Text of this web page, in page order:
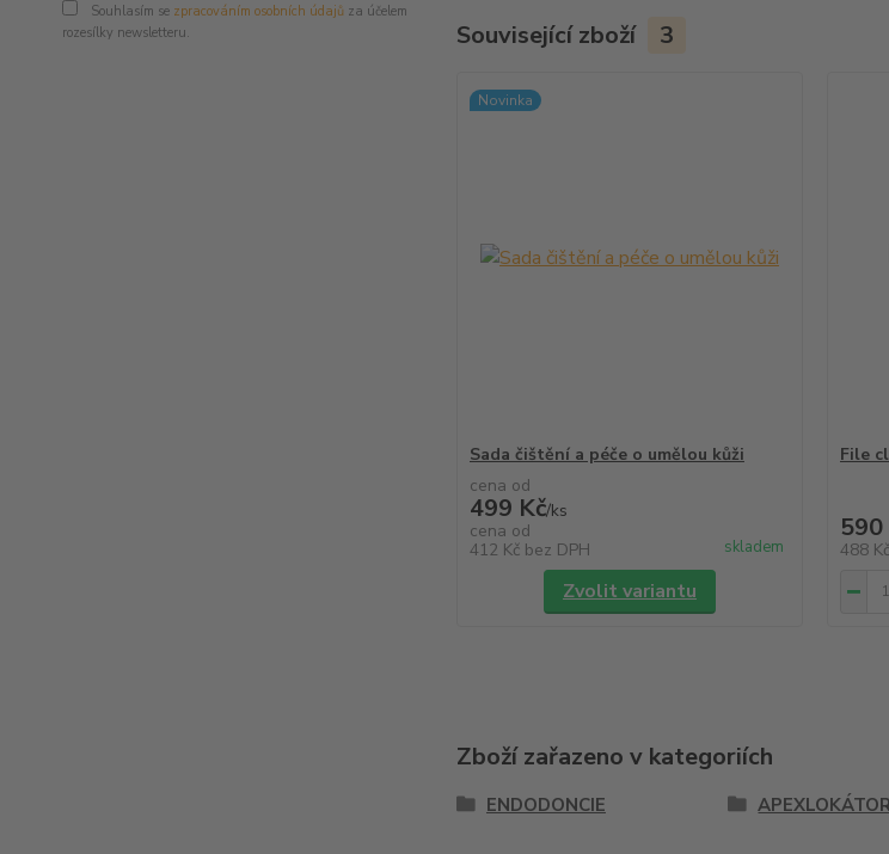
Souhlasím se zpracováním osobních údajů za účelem
rozesílky newsletteru.
Související zboží 3
Novinka
Sada čištění a péče o umělou kůži
cena od
499 Kč/ks
cena od
412 Kč bez DPH skladem
Zvolit variantu
File
590
488 Kč
Zboží zařazeno v kategoriích
ENDODONCIE